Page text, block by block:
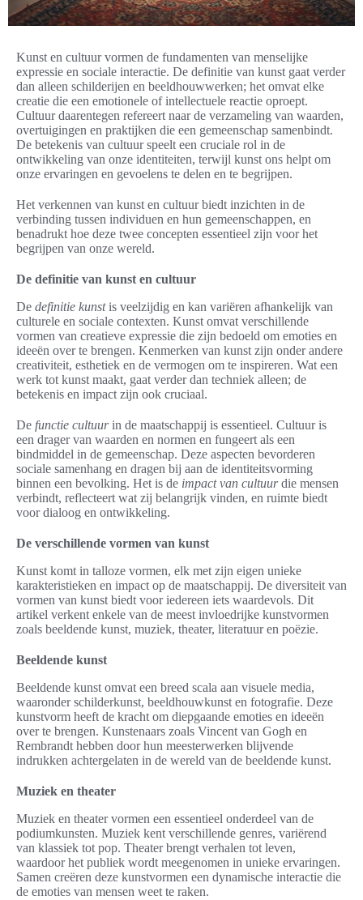
Kunst en cultuur vormen de fundamenten van menselijke
expressie en sociale interactie. De definitie van kunst gaat verder
dan alleen schilderijen en beeldhouwwerken; het omvat elke
creatie die een emotionele of intellectuele reactie oproept.
Cultuur daarentegen refereert naar de verzameling van waarden,
overtuigingen en praktijken die een gemeenschap samenbindt.
De betekenis van cultuur speelt een cruciale rol in de
ontwikkeling van onze identiteiten, terwijl kunst ons helpt om
onze ervaringen en gevoelens te delen en te begrijpen.
Het verkennen van kunst en cultuur biedt inzichten in de
verbinding tussen individuen en hun gemeenschappen, en
benadrukt hoe deze twee concepten essentieel zijn voor het
begrijpen van onze wereld.
De definitie van kunst en cultuur
De definitie kunstis veelzijdig en kan variëren afhankelijk van
culturele en sociale contexten. Kunst omvat verschillende
vormen van creatieve expressie die zijn bedoeld om emoties en
ideeën over te brengen. Kenmerken van kunst zijn onder andere
creativiteit, esthetiek en de vermogen om te inspireren. Wat een
werk tot kunst maakt, gaat verder dan techniek alleen; de
betekenis en impact zijn ook cruciaal.
De functie cultuurin de maatschappij is essentieel. Cultuur is
een drager van waarden en normen en fungeert als een
bindmiddel in de gemeenschap. Deze aspecten bevorderen
sociale samenhang en dragen bij aan de identiteitsvorming
binnen een bevolking. Het is de impact van cultuurdie mensen
verbindt, reflecteert wat zij belangrijk vinden, en ruimte biedt
voor dialoog en ontwikkeling.
De verschillende vormen van kunst
Kunst komt in talloze vormen, elk met zijn eigen unieke
karakteristieken en impact op de maatschappij. De diversiteit van
vormen van kunst biedt voor iedereen iets waardevols. Dit
artikel verkent enkele van de meest invloedrijke kunstvormen
zoals beeldende kunst, muziek, theater, literatuur en poëzie.
Beeldende kunst
Beeldende kunst omvat een breed scala aan visuele media,
waaronder schilderkunst, beeldhouwkunst en fotografie. Deze
kunstvorm heeft de kracht om diepgaande emoties en ideeën
over te brengen. Kunstenaars zoals Vincent van Gogh en
Rembrandt hebben door hun meesterwerken blijvende
indrukken achtergelaten in de wereld van de beeldende kunst.
Muziek en theater
Muziek en theater vormen een essentieel onderdeel van de
podiumkunsten. Muziek kent verschillende genres, variërend
van klassiek tot pop. Theater brengt verhalen tot leven,
waardoor het publiek wordt meegenomen in unieke ervaringen.
Samen creëren deze kunstvormen een dynamische interactie die
de emoties van mensen weet te raken.